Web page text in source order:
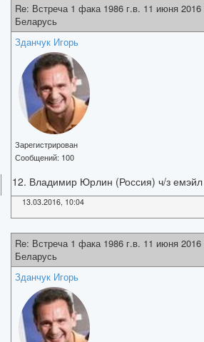
Re: Встреча 1 фака 1986 г.в. 11 июня 2016
Беларусь
Зданчук Игорь
Зарегистрирован
Сообщений: 100
12. Владимир Юрлин (Россия) ч/з емэйл
13.03.2016, 10:04
Re: Встреча 1 фака 1986 г.в. 11 июня 2016
Беларусь
Зданчук Игорь